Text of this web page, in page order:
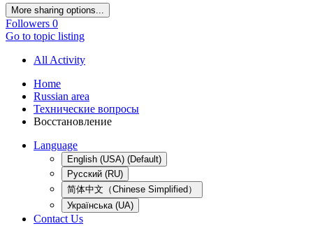
More sharing options...
Followers 0
Go to topic listing
All Activity
Home
Russian area
Технические вопросы
Восстановление
Language
English (USA) (Default)
Русский (RU)
简体中文（Chinese Simplified）
Українська (UA)
Contact Us